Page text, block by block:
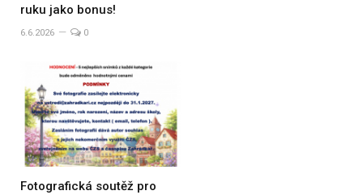
ruku jako bonus!
6.6.2026 0
Fotografická soutěž pro